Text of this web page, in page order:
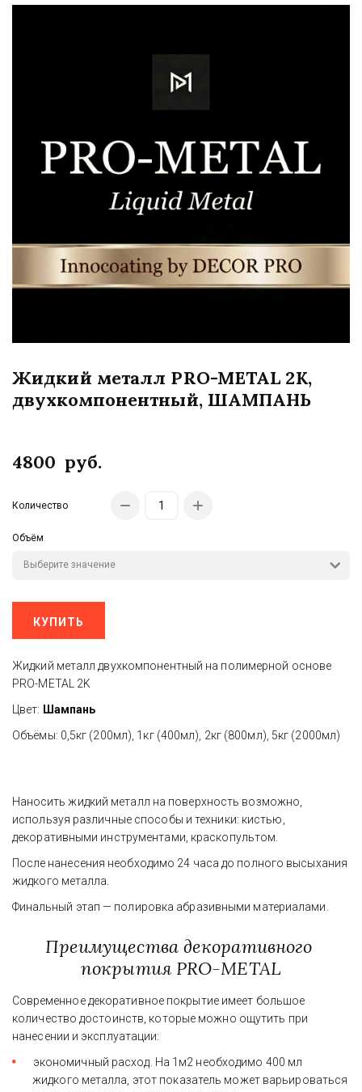
Жидкий металл PRO-METAL 2K,
двухкомпонентный, ШАМПАНЬ
4800 руб.
Количество
Объём
КУПИТЬ
Жидкий металл двухкомпонентный на полимерной основе
PRO-METAL 2K
Цвет: Шампань
Объёмы: 0,5кг (200мл), 1кг (400мл), 2кг (800мл), 5кг (2000мл)
Наносить жидкий металл на поверхность возможно,
используя различные способы и техники: кистью,
декоративными инструментами, краскопультом.
После нанесения необходимо 24 часа до полного высыхания
жидкого металла.
Финальный этап — полировка абразивными материалами.
Преимущества декоративного
покрытия PRO-METAL
Современное декоративное покрытие имеет большое
количество достоинств, которые можно ощутить при
нанесении и эксплуатации:
экономичный расход. На 1м2 необходимо 400 мл
жидкого металла, этот показатель может варьироваться